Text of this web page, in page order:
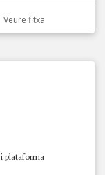
Veure fitxa
plataforma